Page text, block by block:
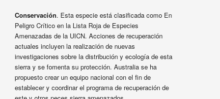
Conservación. Esta especie está clasificada como En
Peligro Crítico en la Lista Roja de Especies
Amenazadas de la UICN. Acciones de recuperación
actuales incluyen la realización de nuevas
investigaciones sobre la distribución y ecología de esta
sierra y se fomenta su protección. Australia se ha
propuesto crear un equipo nacional con el fin de
establecer y coordinar el programa de recuperación de